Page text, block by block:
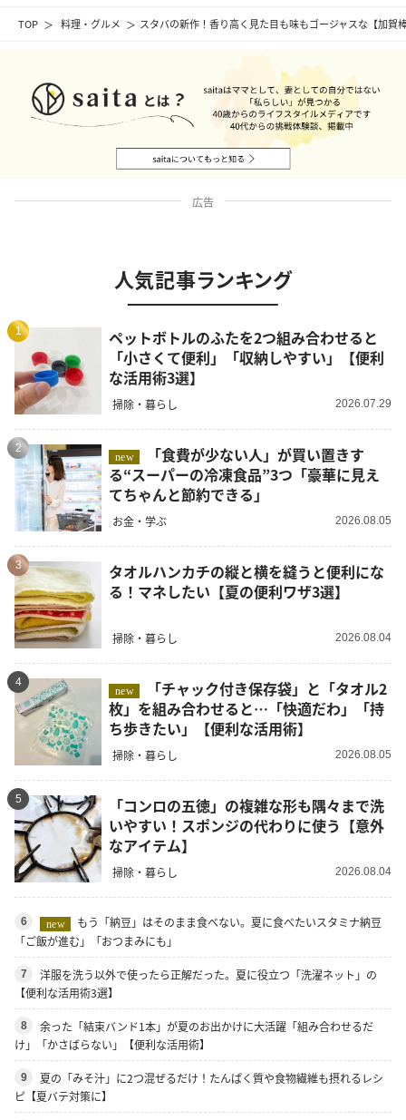
TOP 料理・グルメ スタバの新作！香り高く見た目も味もゴージャスな【加
広告
人気記事ランキング
1
ペットボトルのふたを2つ組み合わせると
「小さくて便利」「収納しやすい」【便利
な活用術3選】
掃除・暮らし 2026.07.29
2
new
る“スーパーの冷凍食品”3つ「豪華に見え
てちゃんと節約できる」
お金・学ぶ 2026.08.05
3
タオルハンカチの縦と横を縫うと便利にな
る！マネしたい【夏の便利ワザ3選】
掃除・暮らし 2026.08.04
4
new
枚」を組み合わせると…「快適だわ」「持
ち歩きたい」【便利な活用術】
掃除・暮らし 2026.08.05
5
「コンロの五徳」の複雑な形も隅々まで洗
いやすい！スポンジの代わりに使う【意外
なアイテム】
掃除・暮らし 2026.08.04
6 new
もう「納豆」はそのまま食べない。夏に食べたいスタミナ納豆
「ご飯が進む」「おつまみにも」
7
洋服を洗う以外で使ったら正解だった。夏に役立つ「洗濯ネット」の
【便利な活用術3選】
8
余った「結束バンド1本」が夏のお出かけに大活躍「組み合わせるだ
け」「かさばらない」【便利な活用術】
9
夏の「みそ汁」に2つ混ぜるだけ！たんぱく質や食物繊維も摂れるレシ
ピ【夏バテ対策に】